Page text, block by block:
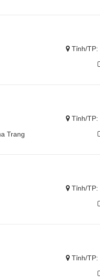
Tỉnh/TP:
Tỉnh/TP:
Trang
Tỉnh/TP:
Tỉnh/TP: